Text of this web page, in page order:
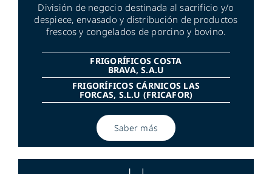
División de negocio destinada al sacrificio y/o
despiece, envasado y distribución de productos
frescos y congelados de porcino y bovino.
FRIGORÍFICOS COSTA
BRAVA, S.A.U
FRIGORÍFICOS CÁRNICOS LAS
FORCAS, S.L.U (FRICAFOR)
Saber más